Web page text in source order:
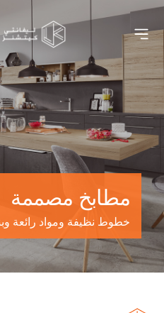
مطابخ مصممة
خطوط نظيفة ومواد رائعة